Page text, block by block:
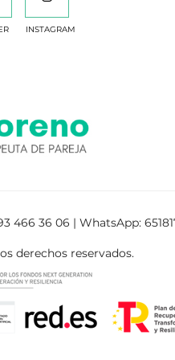
INSTAGRAM
466 36 06 | WhatsApp:
derechos reservados.